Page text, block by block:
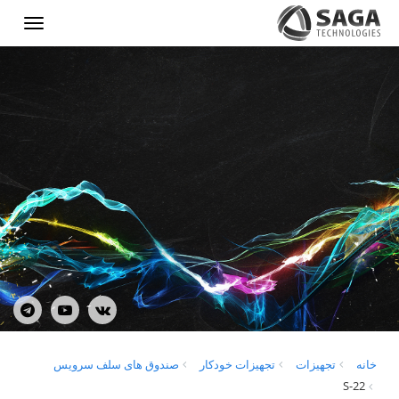
Show
menu
خانه تجهیزات تجهیزات خودکار
صندوق های سلف سرویس
S-22